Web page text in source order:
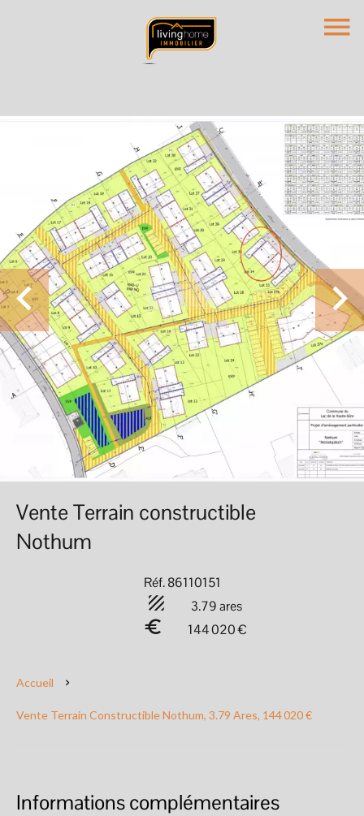
Vente Terrain constructible
Nothum
Réf. 86110151
3.79 ares
144 020 €
Accueil
Vente Terrain Constructible Nothum, 3.79 Ares, 144 020 €
Informations complémentaires